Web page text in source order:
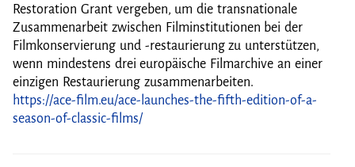
Restoration Grant vergeben, um die transnationale
Zusammenarbeit zwischen Filminstitutionen bei der
Filmkonservierung und -restaurierung zu unterstützen,
wenn mindestens drei europäische Filmarchive an einer
einzigen Restaurierung zusammenarbeiten.
https://ace-film.eu/ace-launches-the-fifth-edition-of-a-
season-of-classic-films/